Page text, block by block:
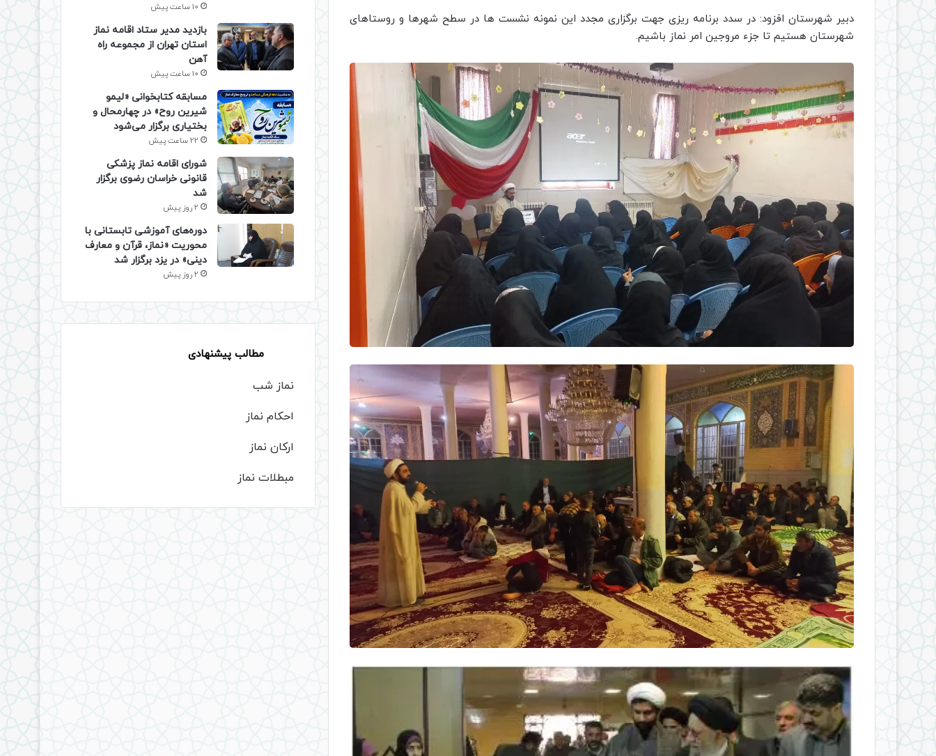
دبیر شهرستان افزود: در سدد برنامه ریزی جهت برگزاری مجدد این نمونه نشست ها در سطح شهرها و روستاهای
شهرستان هستیم تا جزء مروجین امر نماز باشیم.
10 ساعت پیش
بازدید مدیر ستاد اقامه نماز
استان تهران از مجموعه راه
آهن
10 ساعت پیش
مسابقه کتابخوانی «لیمو
شیرین روح» در چهارمحال و
بختیاری برگزار می‌شود
22 ساعت پیش
شورای اقامه نماز پزشکی
قانونی خراسان رضوی برگزار
شد
2 روز پیش
دوره‌های آموزشی تابستانی با
محوریت «نماز، قرآن و معارف
دینی» در یزد برگزار شد
2 روز پیش
مطالب پیشنهادی
نماز شب
احکام نماز
ارکان نماز
مبطلات نماز